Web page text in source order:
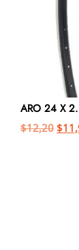
ARO 24 X
$12,20 $